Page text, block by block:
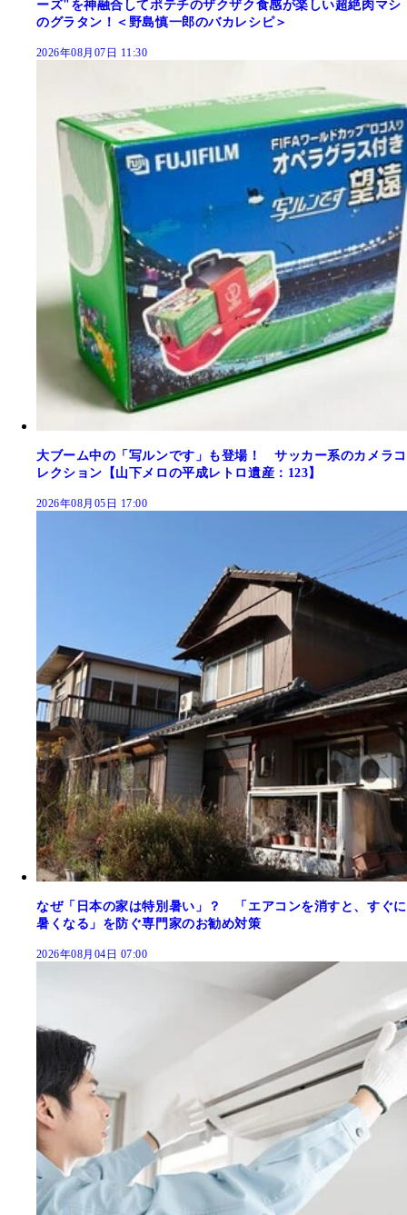
ーズ"を神融合してポテチのザクザク食感が楽しい超絶肉マシ
のグラタン！＜野島慎一郎のバカレシピ＞
2026年08月07日 11:30
大ブーム中の「写ルンです」も登場！ サッカー系のカメラコ
レクション【山下メロの平成レトロ遺産：123】
2026年08月05日 17:00
なぜ「日本の家は特別暑い」？ 「エアコンを消すと、すぐに
暑くなる」を防ぐ専門家のお勧め対策
2026年08月04日 07:00